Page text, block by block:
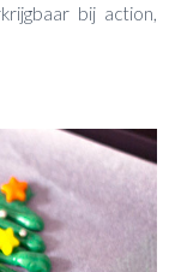
bij action,